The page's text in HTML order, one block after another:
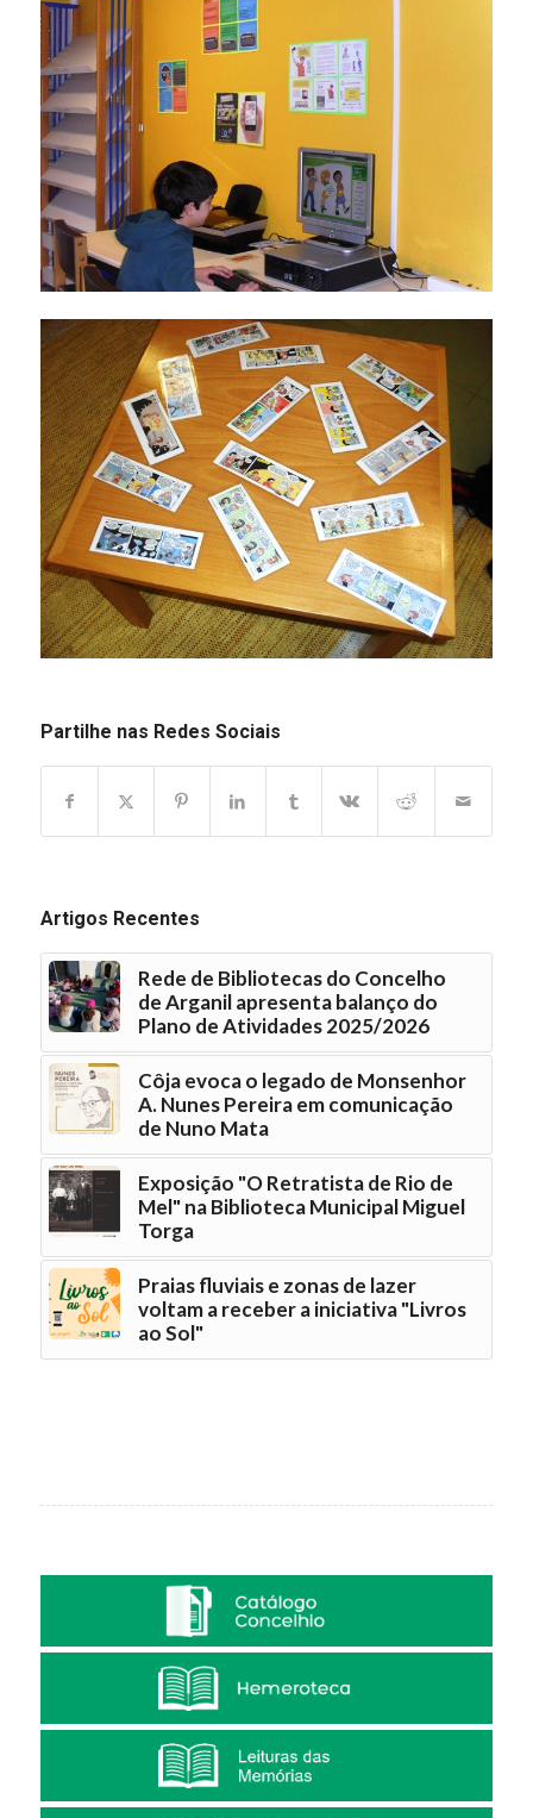
Partilhe nas Redes Sociais
Artigos Recentes
Rede de Bibliotecas do Concelho
de Arganil apresenta balanço do
Plano de Atividades 2025/2026
Côja evoca o legado de Monsenhor
A. Nunes Pereira em comunicação
de Nuno Mata
Exposição "O Retratista de Rio de
Mel" na Biblioteca Municipal Miguel
Torga
Praias fluviais e zonas de lazer
voltam a receber a iniciativa "Livros
ao Sol"